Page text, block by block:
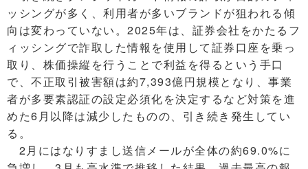
ッシングが多く、利用者が多いブランドが狙われる傾
向は変わっていない。2025年は、証券会社をかたるフ
ィッシングで詐取した情報を使用して証券口座を乗っ
取り、株価操縦を行うことで利益を得るという手口
で、不正取引被害額は約7,393億円規模となり、事業
者が多要素認証の設定必須化を決定するなど対策を進
めた6月以降は減少したものの、引き続き発生してい
る。
2月にはなりすまし送信メールが全体の約69.0%に